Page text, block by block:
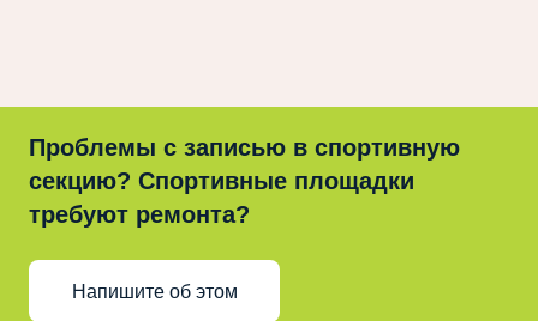
Проблемы с записью в спортивную
секцию? Спортивные площадки
требуют ремонта?
Напишите об этом